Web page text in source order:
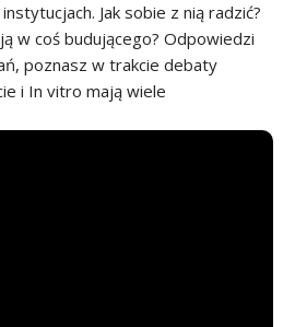
Jak sobie z nią radzić?
w coś budującego? Odpowiedzi
poznasz w trakcie debaty
i In vitro mają wiele